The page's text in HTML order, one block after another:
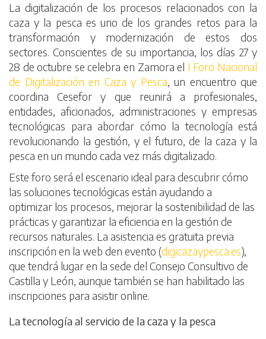
La digitalización de los procesos relacionados con la
caza y la pesca es uno de los grandes retos para la
transformación y modernización de estos dos
sectores. Conscientes de su importancia, los días 27 y
28 de octubre se celebra en Zamora el I Foro Nacional
de Digitalización en Caza y Pesca, un encuentro que
coordina Cesefor y que reunirá a profesionales,
entidades, aficionados, administraciones y empresas
tecnológicas para abordar cómo la tecnología está
revolucionando la gestión, y el futuro, de la caza y la
pesca en un mundo cada vez más digitalizado.
Este foro será el escenario ideal para descubrir cómo
las soluciones tecnológicas están ayudando a
optimizar los procesos, mejorar la sostenibilidad de las
prácticas y garantizar la eficiencia en la gestión de
recursos naturales. La asistencia es gratuita previa
inscripción en la web den evento (digicazaypesca.es),
que tendrá lugar en la sede del Consejo Consultivo de
Castilla y León, aunque también se han habilitado las
inscripciones para asistir online.
La tecnología al servicio de la caza y la pesca